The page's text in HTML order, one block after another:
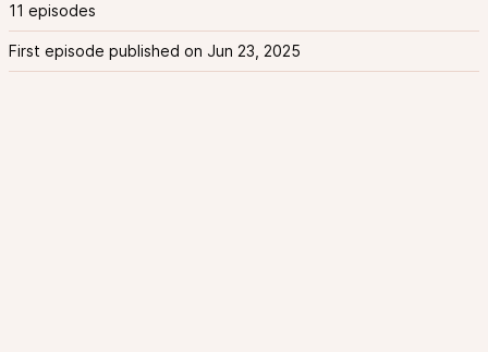
11 episodes
First episode published on Jun 23, 2025